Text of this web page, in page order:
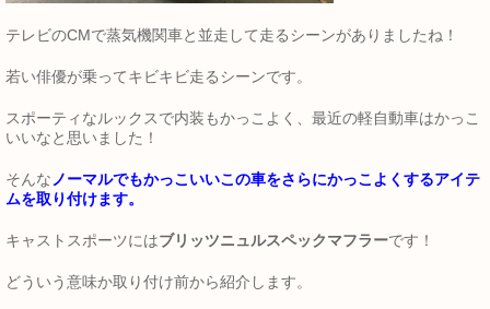
テレビのCMで蒸気機関車と並走して走るシーンがありましたね！
若い俳優が乗ってキビキビ走るシーンです。
スポーティなルックスで内装もかっこよく、最近の軽自動車はかっこ
いいなと思いました！
そんな ノーマルでもかっこいいこの車をさらにかっこよくするアイテ
ムを取り付けます。
キャストスポーツにはブリッツニュルスペックマフラーです！
どういう意味か取り付け前から紹介します。